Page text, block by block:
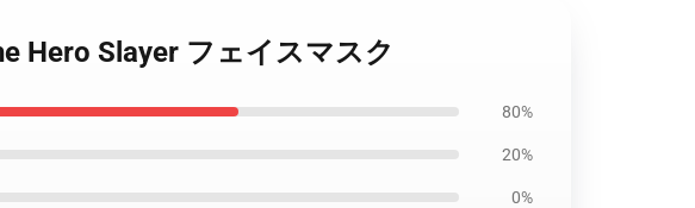
Hero Slayer フェイスマスク
80%
20%
0%